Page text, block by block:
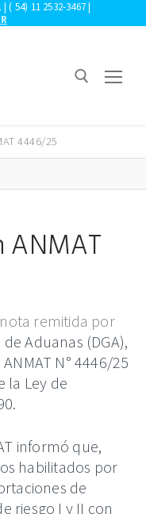
( 54) 11 2532-3467 |
4446/25
ANMAT
nota remitida por
Aduanas (DGA),
N° 4446/25
la Ley de
informó que,
habilitados por
de
riesgo I y II con